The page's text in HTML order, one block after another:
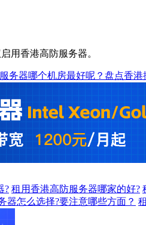
用香港高防服务器。
务器哪个机房最好呢？盘点香
? 租用香港高防服务器哪家的好?
器怎么选择?要注意哪些方面？